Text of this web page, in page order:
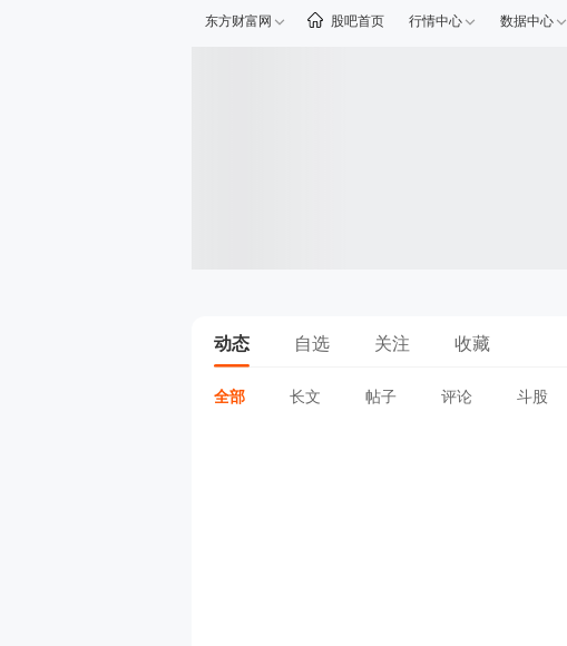
东方财富网 股吧首页 行情中心 数据中心
动态 自选 关注 收藏
全部 长文 帖子 评论 斗股